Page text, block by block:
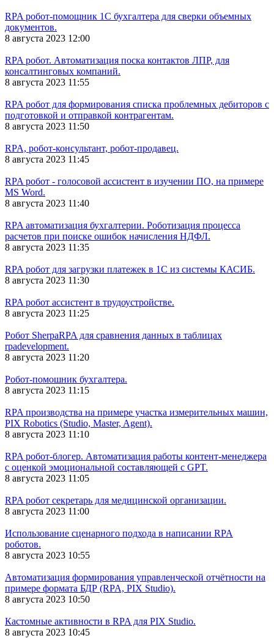
RPA робот-помощник 1С бухгалтера для сверки объемных
документов.
8 августа 2023 12:00
RPA робот. Автоматизация поска контактов ЛПР, для
консалтинговых компаний.
8 августа 2023 11:55
RPA робот для формирования списка проблемных дебиторов с
подготовкой и отправкой контрагентам.
8 августа 2023 11:50
RPA, робот-консультант, робот-продавец.
8 августа 2023 11:45
RPA робот - голосовой ассистент в изучении ПО, на примере
MS Word.
8 августа 2023 11:40
RPA автоматизация бухгалтерии. Роботизация процесса
расчетов при поиске ошибок начисления НДФЛ.
8 августа 2023 11:35
RPA робот для загрузки платежек в 1С из системы КАСИБ.
8 августа 2023 11:30
RPA робот ассистент в трудоустройстве.
8 августа 2023 11:25
Робот SherpaRPA для сравнения данных в таблицах
rpadevelopment.
8 августа 2023 11:20
Робот-помошник бухгалтера.
8 августа 2023 11:15
RPA производства на примере участка измерительных машин,
PIX Robotics (Studio, Master, Agent).
8 августа 2023 11:10
RPA робот-блогер. Автоматизация работы контент-менеджера
c оценкой эмоциональной составляющей с GPT.
8 августа 2023 11:05
RPA робот секретарь для медицинской организации.
8 августа 2023 11:00
Использование сценарного подхода в написании RPA
роботов.
8 августа 2023 10:55
Автоматизация формирования управленческой отчётности на
примере формата БДР (RPA, PIX Studio).
8 августа 2023 10:50
Кастомные активности в RPA для PIX Studio.
8 августа 2023 10:45